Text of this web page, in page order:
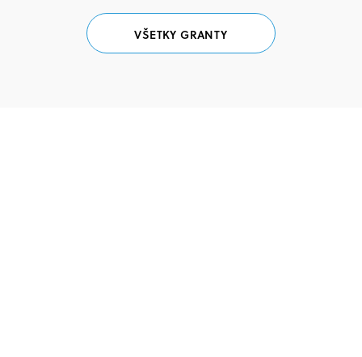
VŠETKY GRANTY